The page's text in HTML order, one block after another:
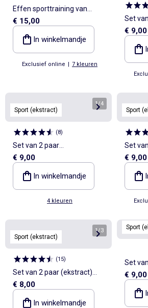
Effen sporttraining van
molton
€ 15,00
In winkelmandje
Exclusief online | 7 kleuren
Set
€ 9,00
Sport (ekstract)
1/4
(8)
Set van 2 paar
compressiekousen met
animatie (ekstract)
€ 9,00
In winkelmandje
4 kleuren
Sport
Set
€ 9,00
Sport (ekstract)
1/3
(15)
Set van 2 paar (ekstract)
compressiekousen van
katoen
€ 8,00
In winkelmandje
Sport
Set
€ 9,00